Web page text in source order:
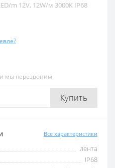
m 12V, 12W/м 3000К IP68
мы перезвоним
Купить
Все характеристики
лента
IP68